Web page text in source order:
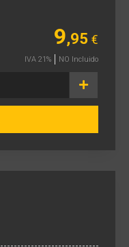
9,95 €
IVA 21% NO Incluido